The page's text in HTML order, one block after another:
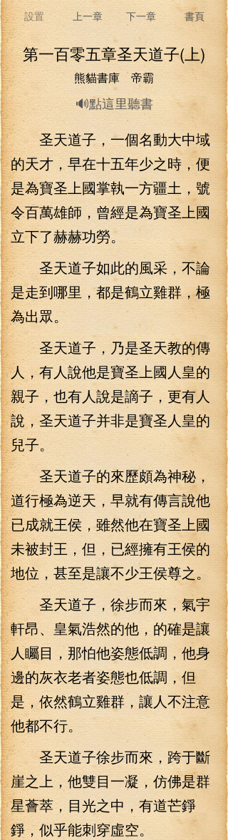
設置 上一章 下一章 書頁
第一百零五章圣天道子(上)
熊貓書庫 帝霸
🔊點這里聽書
圣天道子，一個名動大中域
的天才，早在十五年少之時，便
是為寶圣上國掌執一方疆土，號
令百萬雄師，曾經是為寶圣上國
立下了赫赫功勞。
圣天道子如此的風采，不論
是走到哪里，都是鶴立雞群，極
為出眾。
圣天道子，乃是圣天教的傳
人，有人說他是寶圣上國人皇的
親子，也有人說是謫子，更有人
說，圣天道子并非是寶圣人皇的
兒子。
圣天道子的來歷頗為神秘，
道行極為逆天，早就有傳言說他
已成就王侯，雖然他在寶圣上國
未被封王，但，已經擁有王侯的
地位，甚至是讓不少王侯尊之。
圣天道子，徐步而來，氣宇
軒昂、皇氣浩然的他，的確是讓
人矚目，那怕他姿態低調，他身
邊的灰衣老者姿態也低調，但
是，依然鶴立雞群，讓人不注意
他都不行。
圣天道子徐步而來，跨于斷
崖之上，他雙目一凝，仿佛是群
星薈萃，目光之中，有道芒錚
錚，似乎能刺穿虛空。